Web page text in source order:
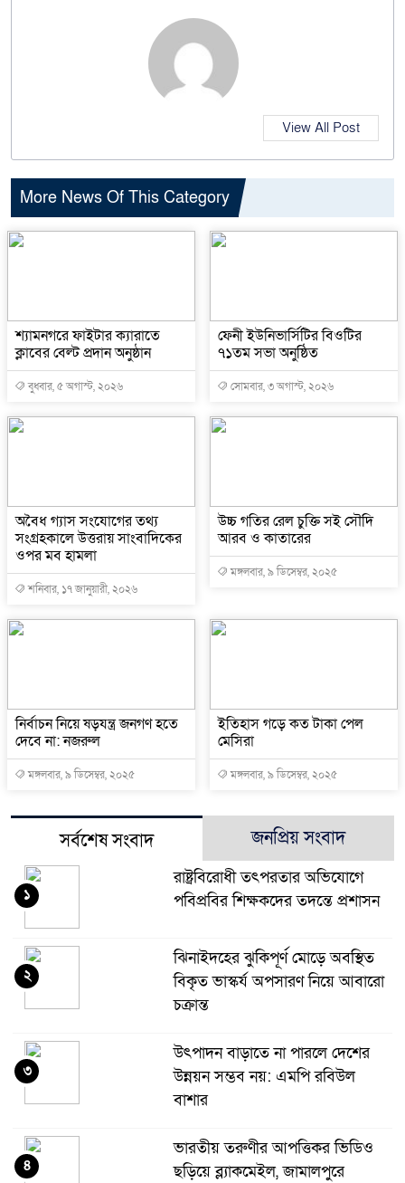
View All Post
More News Of This Category
শ্যামনগরে ফাইটার ক্যারাতে
ক্লাবের বেল্ট প্রদান অনুষ্ঠান
বুধবার, ৫ অগাস্ট, ২০২৬
ফেনী ইউনিভার্সিটির বিওটির
৭১তম সভা অনুষ্ঠিত
সোমবার, ৩ অগাস্ট, ২০২৬
অবৈধ গ্যাস সংযোগের তথ্য
সংগ্রহকালে উত্তরায় সাংবাদিকের
ওপর মব হামলা
শনিবার, ১৭ জানুয়ারী, ২০২৬
উচ্চ গতির রেল চুক্তি সই সৌদি
আরব ও কাতারের
মঙ্গলবার, ৯ ডিসেম্বর, ২০২৫
নির্বাচন নিয়ে ষড়যন্ত্র জনগণ হতে
দেবে না: নজরুল
মঙ্গলবার, ৯ ডিসেম্বর, ২০২৫
ইতিহাস গড়ে কত টাকা পেল
মেসিরা
মঙ্গলবার, ৯ ডিসেম্বর, ২০২৫
সর্বশেষ সংবাদ জনপ্রিয় সংবাদ
রাষ্ট্রবিরোধী তৎপরতার অভিযোগে
পবিপ্রবির শিক্ষকদের তদন্তে প্রশাসন
১
ঝিনাইদহের ঝুকিপূর্ণ মোড়ে অবস্থিত
বিকৃত ভাস্কর্য অপসারণ নিয়ে আবারো
চক্রান্ত
২
উৎপাদন বাড়াতে না পারলে দেশের
উন্নয়ন সম্ভব নয়: এমপি রবিউল
বাশার
৩
ভারতীয় তরুণীর আপত্তিকর ভিডিও
ছড়িয়ে ব্ল্যাকমেইল, জামালপুরে
৪